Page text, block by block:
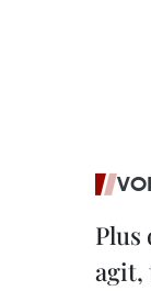
Plus
agit,